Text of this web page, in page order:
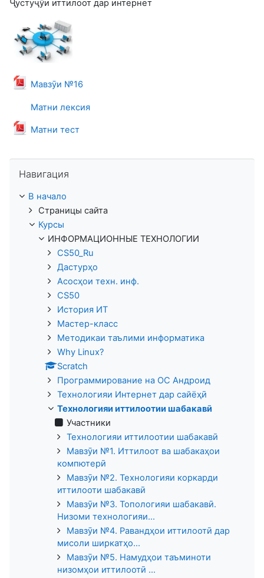
Ҷустуҷӯи иттилоот дар интернет
Мавзӯи №16
Файл
Матни лексия
Матни тест
Файл
Навигация
В начало
Страницы сайта
Курсы
ИНФОРМАЦИОННЫЕ ТЕХНОЛОГИИ
CS50_Ru
Дастурҳо
Асосҳои техн. инф.
CS50
История ИТ
Мастер-класс
Методикаи таълими информатика
Why Linux?
Scratch
Программирование на ОС Андроид
Технологияи Интернет дар сайёҳӣ
Технологияи иттилоотии шабакавӣ
Участники
Технологияи иттилоотии шабакавӣ
Мавзӯи №1. Иттилоот ва шабакаҳои
компютерӣ
Мавзӯи №2. Технологияи коркарди
иттилооти шабакавӣ
Мавзӯи №3. Топологияи шабакавӣ.
Низоми технологияи...
Мавзӯи №4. Равандҳои иттилоотӣ дар
мисоли ширкатҳо...
Мавзӯи №5. Намудҳои таъминоти
низомҳои иттилоотӣ ...